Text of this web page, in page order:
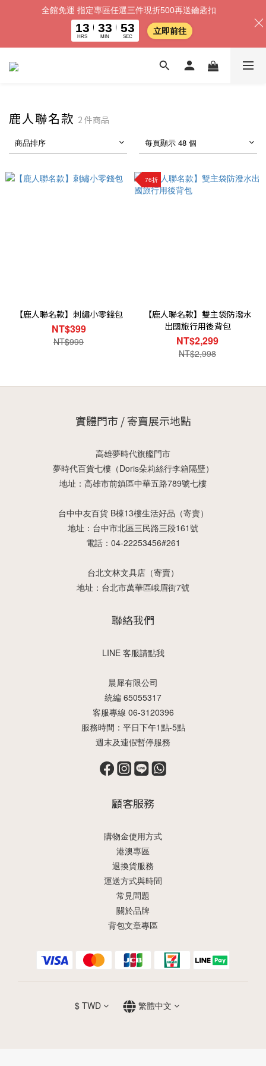
鹿人聯名款 2 件商品
商品排序 每頁顯示 48 個
【鹿人聯名款】刺繡小零錢包
NT$399
NT$999
76折
【鹿人聯名款】雙主袋防潑水
出國旅行用後背包
NT$2,299
NT$2,998
實體門市 / 寄賣展示地點
高雄夢時代旗艦門市
夢時代百貨七樓（Doris朵莉絲行李箱隔壁）
地址：高雄市前鎮區中華五路789號七樓
台中中友百貨 B棟13樓生活好品（寄賣）
地址：台中市北區三民路三段161號
電話：04-22253456#261
台北文林文具店（寄賣）
地址：台北市萬華區峨眉街7號
聯絡我們
LINE 客服請點我
晨犀有限公司
統編 65055317
客服專線 06-3120396
服務時間：平日下午1點-5點
週末及連假暫停服務
顧客服務
購物金使用方式
港澳專區
退換貨服務
運送方式與時間
常見問題
關於品牌
背包文章專區
$ TWD 繁體中文
全館免運 指定專區任選三件現折500再送鑰匙扣
13
HRS
33
MIN
53
SEC
立即前往